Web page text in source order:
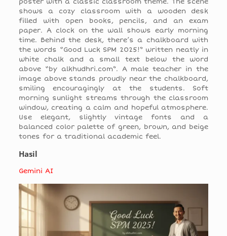
shows a cozy classroom with a wooden desk
filled with open books, pencils, and an exam
paper. A clock on the wall shows early morning
time. Behind the desk, there’s a chalkboard with
the words “Good Luck SPM 2025!” written neatly in
white chalk and a small text below the word
above “by alkhudhri.com”. A male teacher in the
image above stands proudly near the chalkboard,
smiling encouragingly at the students. Soft
morning sunlight streams through the classroom
window, creating a calm and hopeful atmosphere.
Use elegant, slightly vintage fonts and a
balanced color palette of green, brown, and beige
tones for a traditional academic feel.
Hasil
Gemini AI